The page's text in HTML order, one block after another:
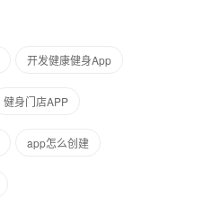
开发健康健身App
健身门店APP
app怎么创建